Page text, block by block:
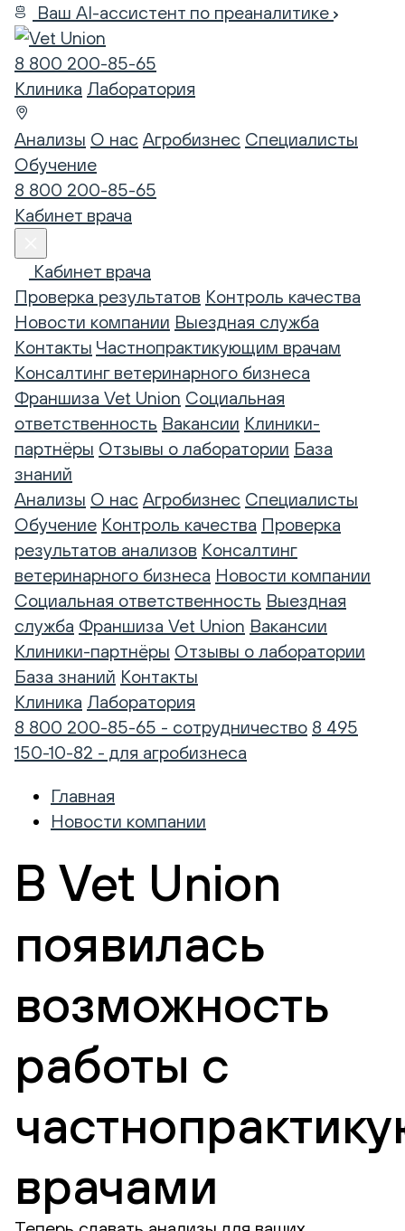
Ваш AI-ассистент по преаналитике
8 800 200-85-65
Клиника Лаборатория
Анализы О нас Агробизнес Специалисты
Обучение
8 800 200-85-65
Кабинет врача
Кабинет врача
Проверка результатов Контроль качества
Новости компании Выездная служба
Контакты Частнопрактикующим врачам
Консалтинг ветеринарного бизнеса
Франшиза Vet Union Социальная
ответственность Вакансии Клиники-
партнёры Отзывы о лаборатории База
знаний
Анализы О нас Агробизнес Специалисты
Обучение Контроль качества Проверка
результатов анализов Консалтинг
ветеринарного бизнеса Новости компании
Социальная ответственность Выездная
служба Франшиза Vet Union Вакансии
Клиники-партнёры Отзывы о лаборатории
База знаний Контакты
Клиника Лаборатория
8 800 200-85-65 - сотрудничество 8 495
150-10-82 - для агробизнеса
Главная
Новости компании
В Vet Union
появилась
возможность
работы с
врачами